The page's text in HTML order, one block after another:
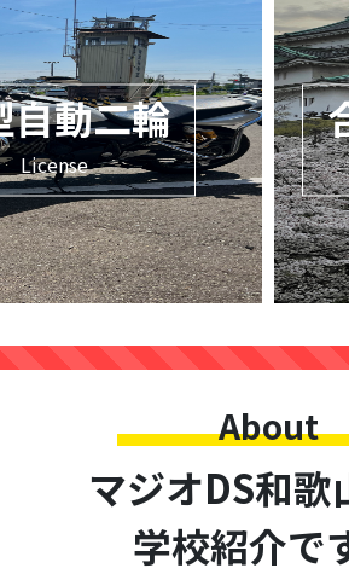
自動二輪
License
About
マジオDS和歌
学校紹介で